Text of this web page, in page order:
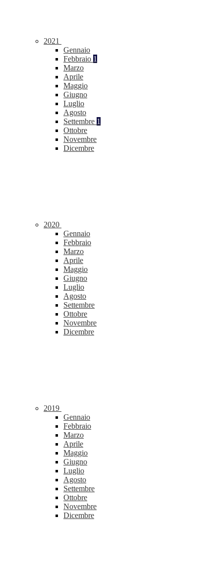
2021
Gennaio
Febbraio 1
Marzo
Aprile
Maggio
Giugno
Luglio
Agosto
Settembre 1
Ottobre
Novembre
Dicembre
2020
Gennaio
Febbraio
Marzo
Aprile
Maggio
Giugno
Luglio
Agosto
Settembre
Ottobre
Novembre
Dicembre
2019
Gennaio
Febbraio
Marzo
Aprile
Maggio
Giugno
Luglio
Agosto
Settembre
Ottobre
Novembre
Dicembre